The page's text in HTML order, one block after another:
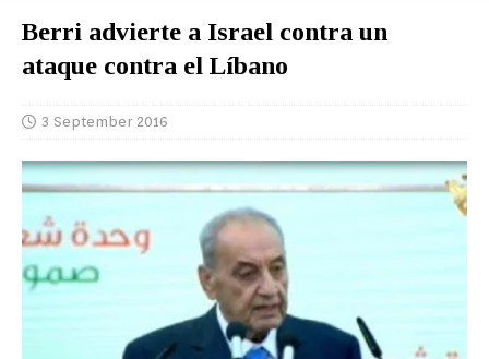
Berri advierte a Israel contra un
ataque contra el Líbano
3 September 2016